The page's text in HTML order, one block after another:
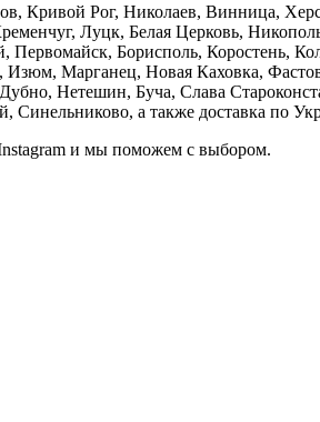
Кривой Рог, Николаев, Винница,
Луцк, Белая Церковь,
Борисполь, Коростень,
Марганец, Новая Каховка,
Нетешин, Буча, Слава
а также доставка по
и мы поможем с выбором.